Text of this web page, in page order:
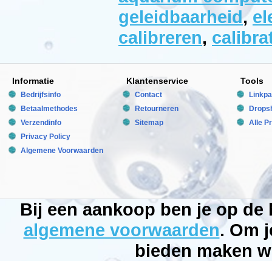
voorraad
geleidbaarheid,
calibreren,
Informatie
Bedrijfsinfo
Betaalmethodes
Verzendinfo
Privacy Policy
Algemene Voorwaarden
Klantenservice
Contact
Retourneren
Sitemap
Tools
Alle
Bij een aankoop ben je op
algemene voorwaarden. Om
bieden maken